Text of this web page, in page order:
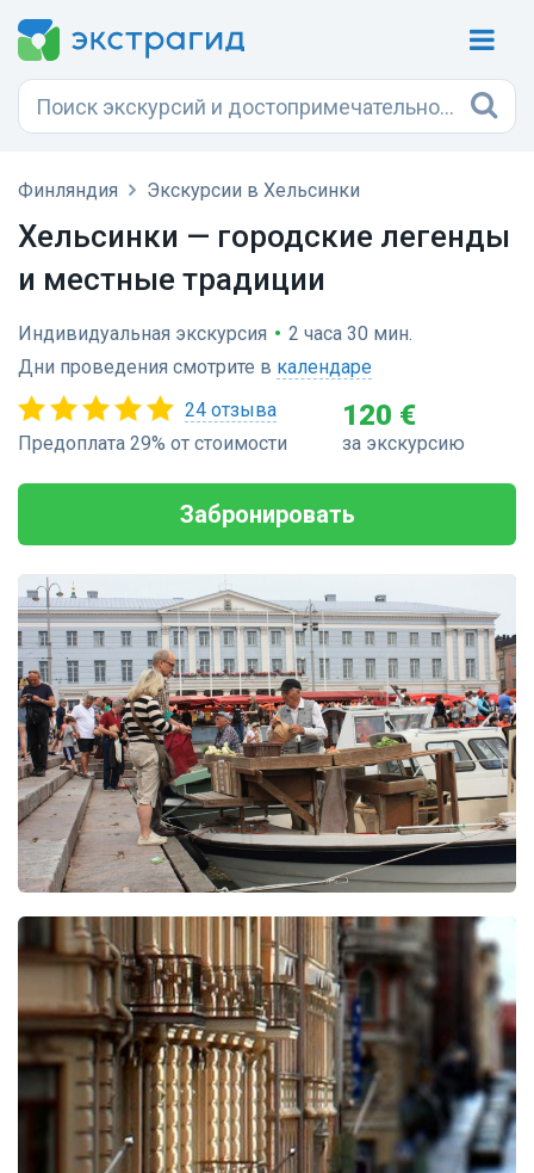
Финляндия Экскурсии в Хельсинки
Хельсинки — городские легенды
и местные традиции
Индивидуальная экскурсия • 2 часа 30 мин.
Дни проведения смотрите в календаре
24 отзыва
Предоплата 29% от стоимости
120 €
за экскурсию
Забронировать